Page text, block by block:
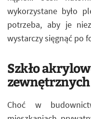
wykorzystane było
potrzeba, aby je
wystarczy sięgnąć po
Szkło
zewnętrznych
Choć w